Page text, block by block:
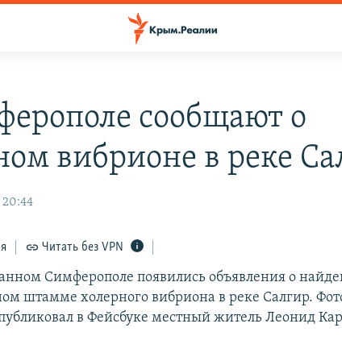
сообщают о
вибрионе в реке
20:44
Читать без VPN
Симферополе появились объявления о
штамме холерного вибриона в реке Салгир.
в Фейсбуке местный житель Леонид